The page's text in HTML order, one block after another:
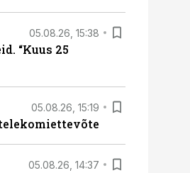
05.08.26, 15:38
“Kuus 25
05.08.26, 15:19
05.08.26, 14:37